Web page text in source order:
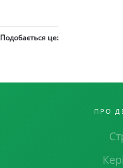
Подобається це:
ПРО